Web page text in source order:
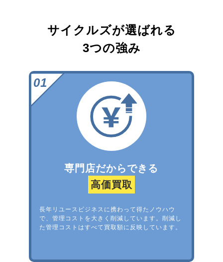
サイクルズが選ばれる
3つの強み
専門店だからできる
高価買取
長年リユースビジネスに携わって得たノウハウ
で、管理コストを大きく削減しています。削減し
た管理コストはすべて買取額に反映しています。